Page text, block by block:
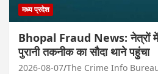
मध्य प्रदेश
Bhopal Fraud News: नेत्रों में
पुरानी तकनीक का सौदा थाने पहुंचा
2026-08-07 The Crime Info